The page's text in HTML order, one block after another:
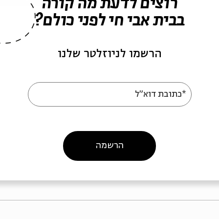
מה נשמע? מפגש 2 -
בשלמותו]
וידאו
רוצים לדעת מה קורה
בבית אבי חי לפני כולם?
הרשמו לניוזלטר שלנו
*כתובת דוא"ל
הרשמה